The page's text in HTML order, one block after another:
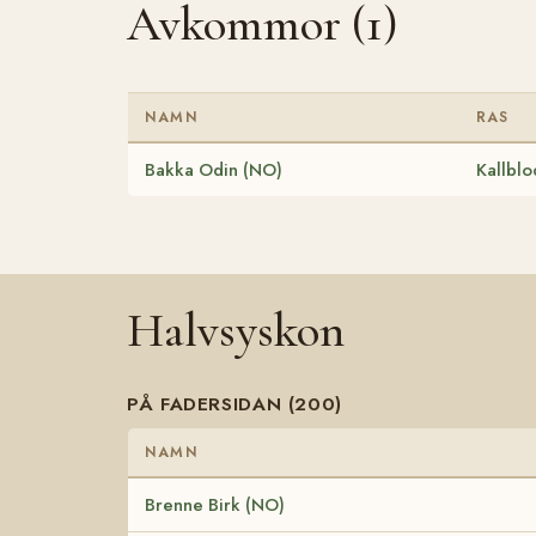
Avkommor (1)
NAMN RAS
Bakka Odin (NO)
Halvsyskon
PÅ FADERSIDAN (200)
NAMN
Brenne Birk (NO)